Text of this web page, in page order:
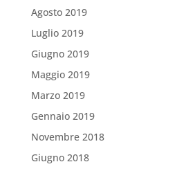
Agosto 2019
Luglio 2019
Giugno 2019
Maggio 2019
Marzo 2019
Gennaio 2019
Novembre 2018
Giugno 2018